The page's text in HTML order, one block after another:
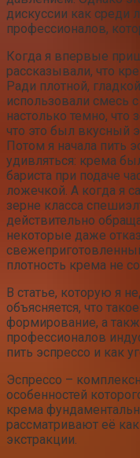
дискуссии как среди
профессионалов,
Когда я впервые
рассказывали, что
Ради плотной,
использовали смесь
настолько темно, что
что это был вкусный
Потом я начала пить
удивляться: крема
бариста при подаче
ложечкой. А когда я
зерне класса
действительно
некоторые даже
плотность крема не
В статье, которую я
объясняется, что
формирование, а
профессионалов
пить эспрессо и как
Эспрессо –
особенностей
крема
рассматривают её
экстракции.